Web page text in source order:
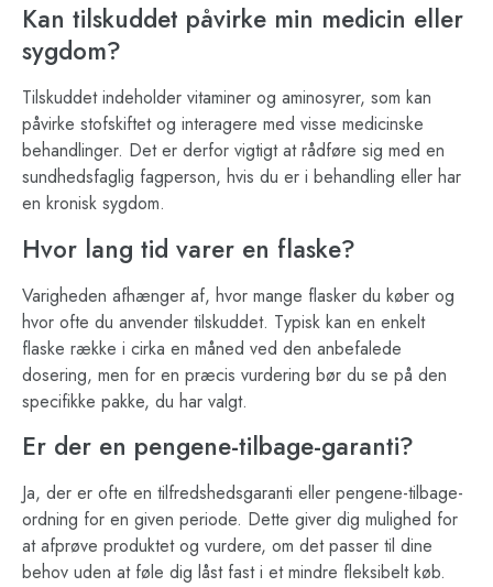
Kan tilskuddet påvirke min medicin eller
sygdom?
Tilskuddet indeholder vitaminer og aminosyrer, som kan
påvirke stofskiftet og interagere med visse medicinske
behandlinger. Det er derfor vigtigt at rådføre sig med en
sundhedsfaglig fagperson, hvis du er i behandling eller har
en kronisk sygdom.
Hvor lang tid varer en flaske?
Varigheden afhænger af, hvor mange flasker du køber og
hvor ofte du anvender tilskuddet. Typisk kan en enkelt
flaske række i cirka en måned ved den anbefalede
dosering, men for en præcis vurdering bør du se på den
specifikke pakke, du har valgt.
Er der en pengene-tilbage-garanti?
Ja, der er ofte en tilfredshedsgaranti eller pengene-tilbage-
ordning for en given periode. Dette giver dig mulighed for
at afprøve produktet og vurdere, om det passer til dine
behov uden at føle dig låst fast i et mindre fleksibelt køb.